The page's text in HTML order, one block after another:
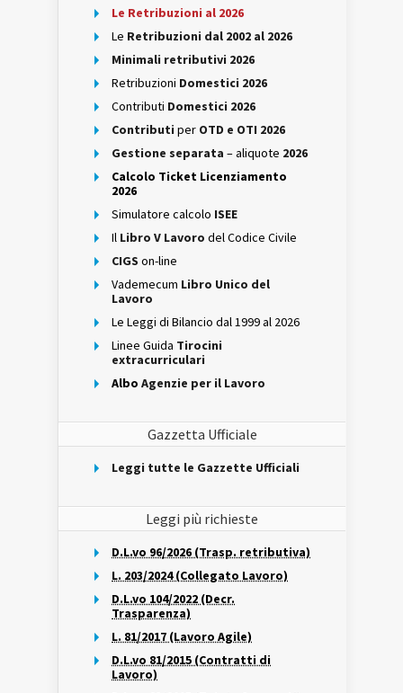
Le Retribuzioni al 2026
Le Retribuzioni dal 2002 al 2026
Minimali retributivi 2026
Retribuzioni Domestici 2026
Contributi Domestici 2026
Contributi per OTD e OTI 2026
Gestione separata – aliquote 2026
Calcolo Ticket Licenziamento
2026
Simulatore calcolo ISEE
Il Libro V Lavoro del Codice Civile
CIGS on-line
Vademecum Libro Unico del
Lavoro
Le Leggi di Bilancio dal 1999 al 2026
Linee Guida Tirocini
extracurriculari
Albo Agenzie per il Lavoro
Gazzetta Ufficiale
Leggi tutte le Gazzette Ufficiali
Leggi più richieste
D.L.vo 96/2026 (Trasp. retributiva)
L. 203/2024 (Collegato Lavoro)
D.L.vo 104/2022 (Decr.
Trasparenza)
L. 81/2017 (Lavoro Agile)
D.L.vo 81/2015 (Contratti di
Lavoro)